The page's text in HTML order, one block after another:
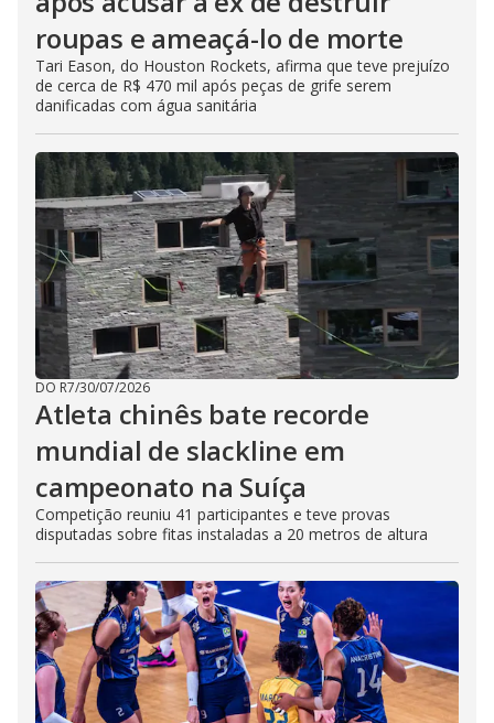
roupas e ameaçá-lo de morte
Tari Eason, do Houston Rockets, afirma que teve prejuízo
de cerca de R$ 470 mil após peças de grife serem
danificadas com água sanitária
DO R7/30/07/2026
Atleta chinês bate recorde
mundial de slackline em
campeonato na Suíça
Competição reuniu 41 participantes e teve provas
disputadas sobre fitas instaladas a 20 metros de altura